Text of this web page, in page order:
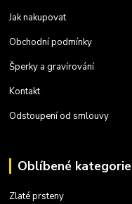
Jak nakupovat
Obchodní podmínky
Šperky a gravírování
Kontakt
Odstoupení od smlouvy
Oblíbené kategorie
Zlaté prsteny